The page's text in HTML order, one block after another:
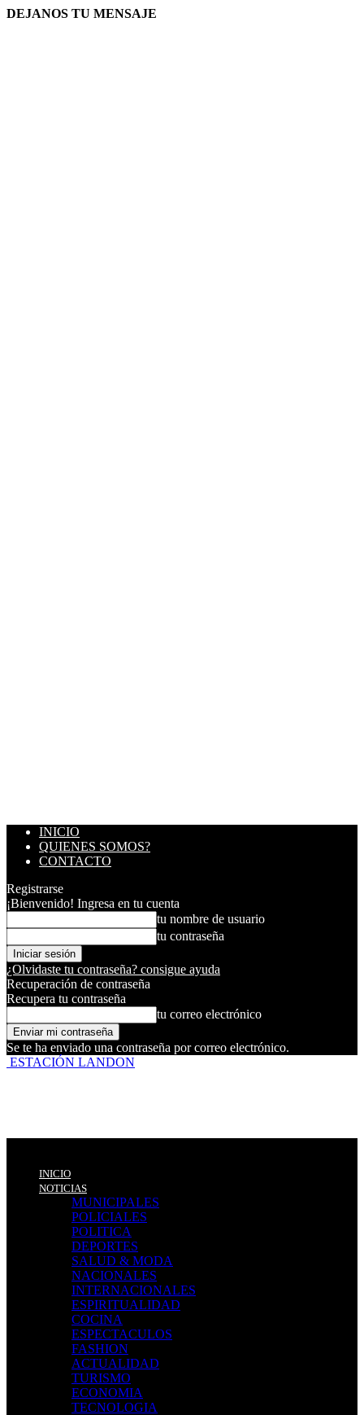
DEJANOS TU MENSAJE
INICIO
QUIENES SOMOS?
CONTACTO
Registrarse
¡Bienvenido! Ingresa en tu cuenta
tu nombre de usuario
tu contraseña
¿Olvidaste tu contraseña? consigue ayuda
Recuperación de contraseña
Recupera tu contraseña
tu correo electrónico
Se te ha enviado una contraseña por correo electrónico.
ESTACIÓN LANDON
INICIO
NOTICIAS
MUNICIPALES
POLICIALES
POLITICA
DEPORTES
SALUD & MODA
NACIONALES
INTERNACIONALES
ESPIRITUALIDAD
COCINA
ESPECTACULOS
FASHION
ACTUALIDAD
TURISMO
ECONOMIA
TECNOLOGIA